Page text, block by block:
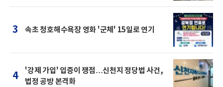
3 속초 청호해수욕장 영화 '군체' 15일로 연기
4
'강제 가입' 입증이 쟁점…신천지 정당법 사건,
법정 공방 본격화